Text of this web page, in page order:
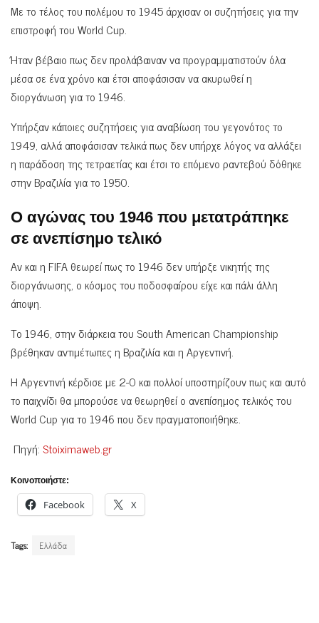
Με το τέλος του πολέμου το 1945 άρχισαν οι συζητήσεις για την
επιστροφή του World Cup.
Ήταν βέβαιο πως δεν προλάβαιναν να προγραμματιστούν όλα
μέσα σε ένα χρόνο και έτσι αποφάσισαν να ακυρωθεί η
διοργάνωση για το 1946.
Υπήρξαν κάποιες συζητήσεις για αναβίωση του γεγονότος το
1949, αλλά αποφάσισαν τελικά πως δεν υπήρχε λόγος να αλλάξει
η παράδοση της τετραετίας και έτσι το επόμενο ραντεβού δόθηκε
στην Βραζιλία για το 1950.
Ο αγώνας του 1946 που μετατράπηκε
σε ανεπίσημο τελικό
Αν και η FIFA θεωρεί πως το 1946 δεν υπήρξε νικητής της
διοργάνωσης, ο κόσμος του ποδοσφαίρου είχε και πάλι άλλη
άποψη.
Το 1946, στην διάρκεια του South American Championship
βρέθηκαν αντιμέτωπες η Βραζιλία και η Αργεντινή.
Η Αργεντινή κέρδισε με 2-0 και πολλοί υποστηρίζουν πως και αυτό
το παιχνίδι θα μπορούσε να θεωρηθεί ο ανεπίσημος τελικός του
World Cup για το 1946 που δεν πραγματοποιήθηκε.
Πηγή:Stoiximaweb.gr
Κοινοποιήστε:
Facebook X
Tags: Ελλάδα